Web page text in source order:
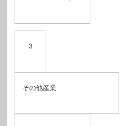
3
その他産業